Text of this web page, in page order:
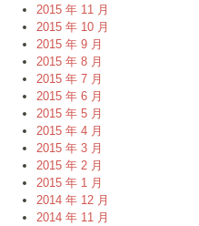
2015 年 11 月
2015 年 10 月
2015 年 9 月
2015 年 8 月
2015 年 7 月
2015 年 6 月
2015 年 5 月
2015 年 4 月
2015 年 3 月
2015 年 2 月
2015 年 1 月
2014 年 12 月
2014 年 11 月